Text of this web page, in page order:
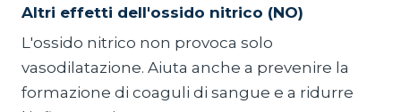
Altri effetti dell'ossido nitrico (NO)
L'ossido nitrico non provoca solo
vasodilatazione. Aiuta anche a prevenire la
formazione di coaguli di sangue e a ridurre